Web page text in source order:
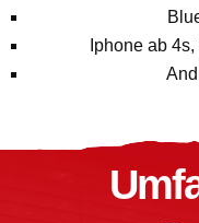
Iphone ab